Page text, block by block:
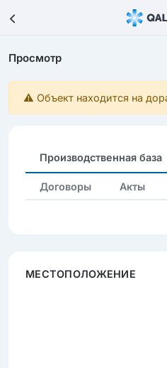
Просмотр
⚠️ Объект находится на
Производственная база
Договоры Акты
МЕСТОПОЛОЖЕНИЕ